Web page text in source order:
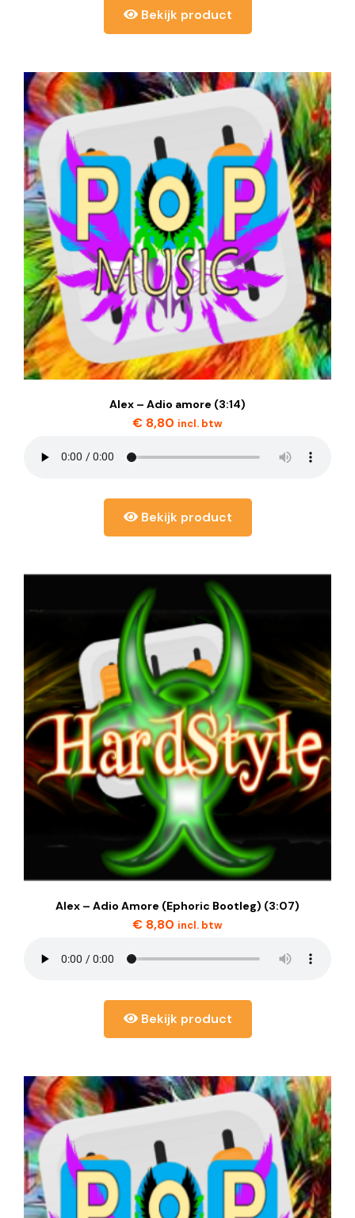
Bekijk product
Alex – Adio amore (3:14)
€ 8,80 incl. btw
Bekijk product
Alex – Adio Amore (Ephoric Bootleg) (3:07)
€ 8,80 incl. btw
Bekijk product